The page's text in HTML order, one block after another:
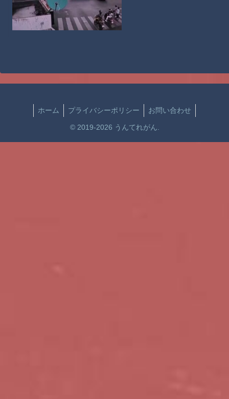
ホーム プライバシーポリシー お問い合わせ
© 2019-2026 うんてれがん.